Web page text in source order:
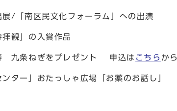
展/「南区民文化フォーラム」への出演
拝観」の入賞作品
九条ねぎをプレゼント 申込は こちら から
ンター」おたっしゃ広場「お薬のお話し」